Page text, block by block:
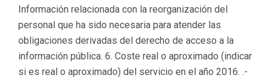
Información relacionada con la reorganización del
personal que ha sido necesaria para atender las
obligaciones derivadas del derecho de acceso a la
información pública. 6. Coste real o aproximado (indicar
si es real o aproximado) del servicio en el año 2016. .-